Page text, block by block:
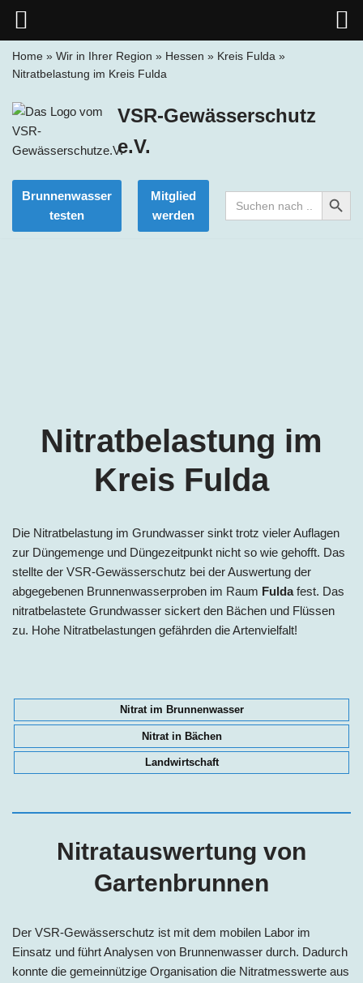
Inhalt
Home » Wir in Ihrer Region » Hessen » Kreis Fulda »
Nitratbelastung im Kreis Fulda
VSR-Gewässerschutz
e.V.
Brunnenwasser
testen
Mitglied
werden
Search
for:
Search Button
Nitratbelastung im
Kreis Fulda
Die Nitratbelastung im Grundwasser sinkt trotz vieler Auflagen
zur Düngemenge und Düngezeitpunkt nicht so wie gehofft. Das
stellte der VSR-Gewässerschutz bei der Auswertung der
abgegebenen Brunnenwasserproben im Raum Fuldafest. Das
nitratbelastete Grundwasser sickert den Bächen und Flüssen
zu. Hohe Nitratbelastungen gefährden die Artenvielfalt!
Nitrat im Brunnenwasser
Nitrat in Bächen
Landwirtschaft
Nitratauswertung von
Gartenbrunnen
Der VSR-Gewässerschutz ist mit dem mobilen Labor im
Einsatz und führt Analysen von Brunnenwasser durch. Dadurch
konnte die gemeinnützige Organisation die Nitratmesswerte aus